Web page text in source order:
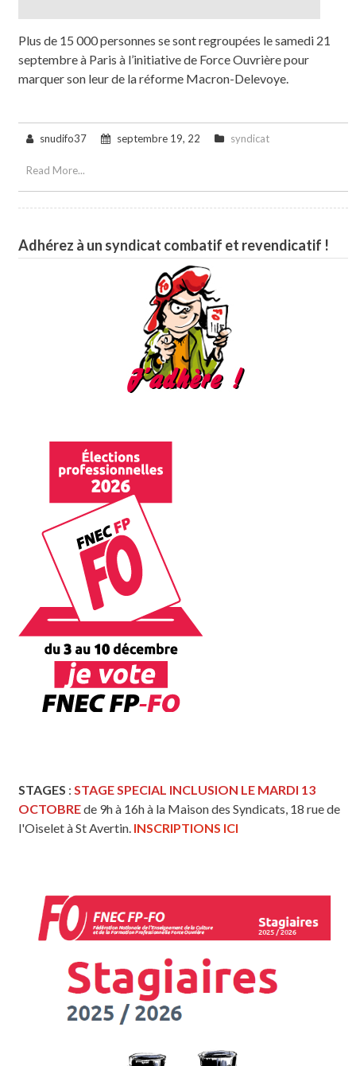
Plus de 15 000 personnes se sont regroupées le samedi 21
septembre à Paris à l’initiative de Force Ouvrière pour
marquer son leur de la réforme Macron-Delevoye.
snudifo37 septembre 19, 22 syndicat
Read More...
Adhérez à un syndicat combatif et revendicatif !
STAGES : STAGE SPECIAL INCLUSION LE MARDI 13
OCTOBREde 9h à 16h à la Maison des Syndicats, 18 rue de
l'Oiselet à St Avertin. INSCRIPTIONS ICI